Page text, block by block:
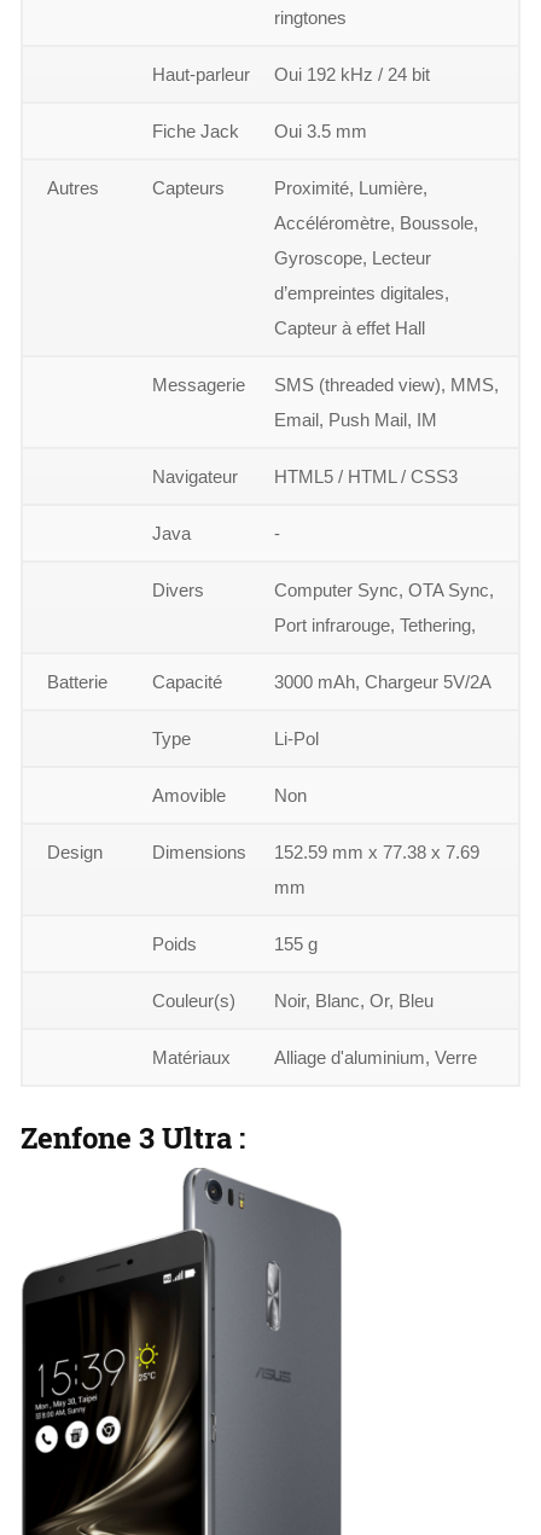
ringtones
Haut-parleur Oui 192 kHz / 24 bit
Fiche Jack Oui 3.5 mm
Autres Capteurs
Proximité, Lumière,
Accéléromètre, Boussole,
Gyroscope, Lecteur
d’empreintes digitales,
Capteur à effet Hall
Messagerie
SMS (threaded view), MMS,
Email, Push Mail, IM
Navigateur HTML5 / HTML / CSS3
Java -
Divers
Computer Sync, OTA Sync,
Port infrarouge, Tethering,
Batterie Capacité 3000 mAh, Chargeur 5V/2A
Type Li-Pol
Amovible Non
Design Dimensions
152.59 mm x 77.38 x 7.69
mm
Poids 155 g
Couleur(s) Noir, Blanc, Or, Bleu
Matériaux Alliage d'aluminium, Verre
Zenfone 3 Ultra :